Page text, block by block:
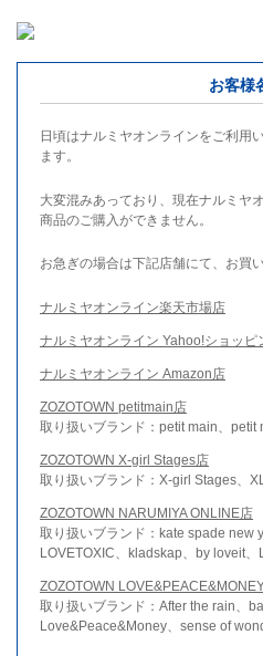
お客様
日頃はナルミヤオンラインをご利用
ます。
大変混みあっており、現在ナルミヤ
商品のご購入ができません。
お急ぎの場合は下記店舗にて、お買
ナルミヤオンライン楽天市場店
ナルミヤオンライン Yahoo!ショッピ
ナルミヤオンライン Amazon店
ZOZOTOWN petitmain店
取り扱いブランド：petit main、petit
ZOZOTOWN X-girl Stages店
取り扱いブランド：X-girl Stages、
ZOZOTOWN NARUMIYA ONLINE店
取り扱いブランド：kate spade new
LOVETOXIC、kladskap、by loveit
ZOZOTOWN
取り扱いブランド：After the rain、
Love&Peace&Money、sense of